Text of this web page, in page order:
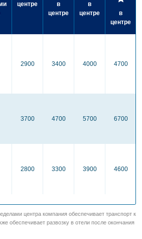
центре
в
центре
в
центре
в
центре
2900 3400 4000 4700
3700 4700 5700 6700
2800 3300 3900 4600
центра компания обеспечивает транспорт к
обеспечивает развозку в отели после окончания